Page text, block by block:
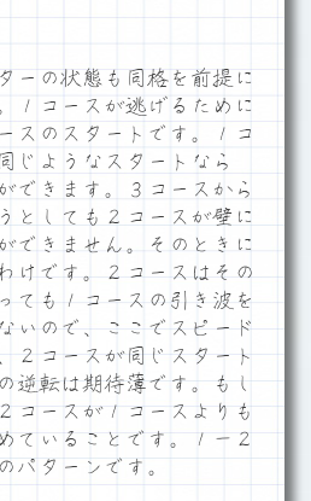
ーの状態も同格を前提に
１コースが逃げるために
スのスタートです。１コ
じようなスタートなら
できます。３コースから
としても２コースが壁に
できません。そのときに
けです。２コースはその
ても１コースの引き波を
いので、ここでスピード
２コースが同じスタート
逆転は期待薄です。もし
コースが１コースよりも
ていることです。１－２
パターンです。